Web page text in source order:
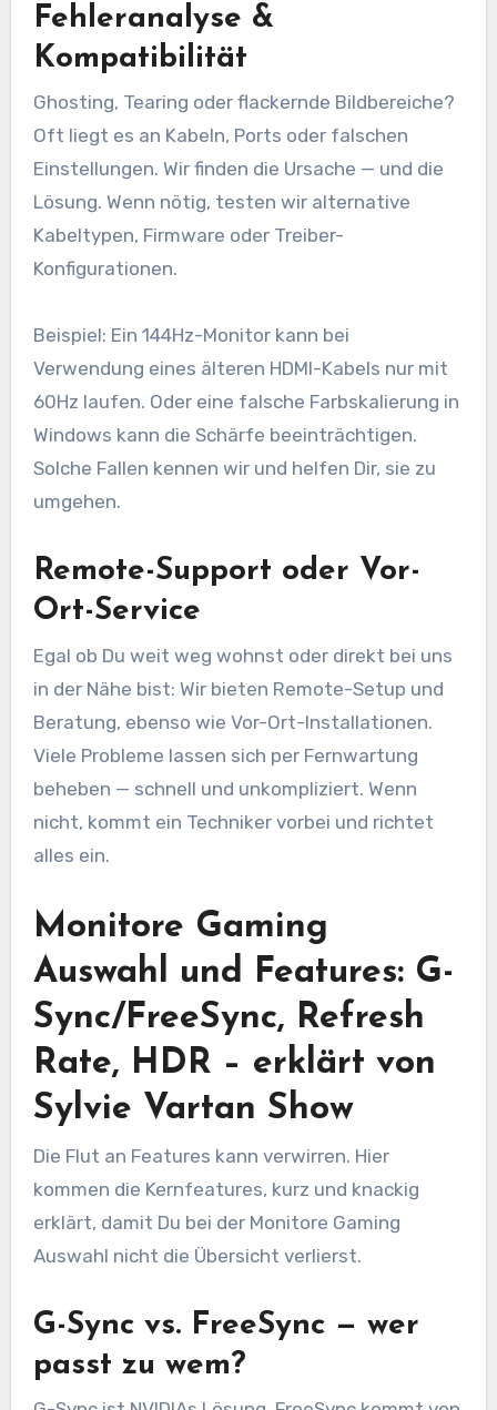
Fehleranalyse &
Kompatibilität
Ghosting, Tearing oder flackernde Bildbereiche?
Oft liegt es an Kabeln, Ports oder falschen
Einstellungen. Wir finden die Ursache — und die
Lösung. Wenn nötig, testen wir alternative
Kabeltypen, Firmware oder Treiber-
Konfigurationen.
Beispiel: Ein 144Hz-Monitor kann bei
Verwendung eines älteren HDMI-Kabels nur mit
60Hz laufen. Oder eine falsche Farbskalierung in
Windows kann die Schärfe beeinträchtigen.
Solche Fallen kennen wir und helfen Dir, sie zu
umgehen.
Remote-Support oder Vor-
Ort-Service
Egal ob Du weit weg wohnst oder direkt bei uns
in der Nähe bist: Wir bieten Remote-Setup und
Beratung, ebenso wie Vor-Ort-Installationen.
Viele Probleme lassen sich per Fernwartung
beheben — schnell und unkompliziert. Wenn
nicht, kommt ein Techniker vorbei und richtet
alles ein.
Monitore Gaming
Auswahl und Features: G-
Sync/FreeSync, Refresh
Rate, HDR – erklärt von
Sylvie Vartan Show
Die Flut an Features kann verwirren. Hier
kommen die Kernfeatures, kurz und knackig
erklärt, damit Du bei der Monitore Gaming
Auswahl nicht die Übersicht verlierst.
G-Sync vs. FreeSync — wer
passt zu wem?